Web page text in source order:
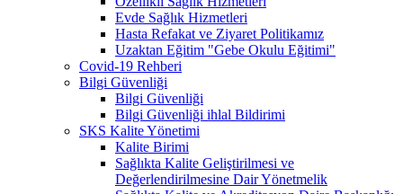
Evde Sağlık Hizmetleri
Hasta Refakat ve Ziyaret Politikamız
Uzaktan Eğitim "Gebe Okulu Eğitimi"
Covid-19 Rehberi
Bilgi Güvenliği
Bilgi Güvenliği
Bilgi Güvenliği ihlal Bildirimi
SKS Kalite Yönetimi
Kalite Birimi
Sağlıkta Kalite Geliştirilmesi ve
Değerlendirilmesine Dair Yönetmelik